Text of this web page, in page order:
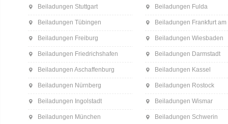
Beiladungen Stuttgart
Beiladungen Tübingen
Beiladungen Freiburg
Beiladungen Friedrichshafen
Beiladungen Aschaffenburg
Beiladungen Nürnberg
Beiladungen Ingolstadt
Beiladungen München
Beiladungen Fulda
Beiladungen Frankfurt am
Beiladungen Wiesbaden
Beiladungen Darmstadt
Beiladungen Kassel
Beiladungen Rostock
Beiladungen Wismar
Beiladungen Schwerin